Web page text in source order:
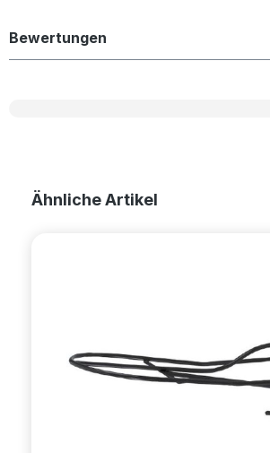
Bewertungen
Produktgalerie überspringen
Ähnliche Artikel